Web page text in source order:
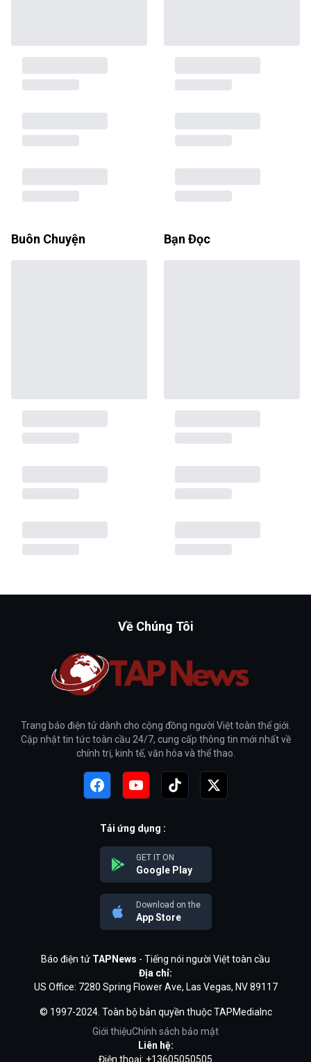
Buôn Chuyện Bạn Đọc
Về Chúng Tôi
Trang báo điện tử dành cho cộng đồng người Việt toàn thế giới.
Cập nhật tin tức toàn cầu 24/7, cung cấp thông tin mới nhất về
chính trị, kinh tế, văn hóa và thể thao.
Tải ứng dụng :
GET IT ON
Google Play
Download on the
App Store
Báo điện tử TAPNews - Tiếng nói người Việt toàn cầu
Địa chỉ:
US Office: 7280 Spring Flower Ave, Las Vegas, NV 89117
© 1997-2024. Toàn bộ bản quyền thuộc TAPMediaInc
Giới thiệuChính sách bảo mật
Liên hệ:
Điện thoại: +13605050505